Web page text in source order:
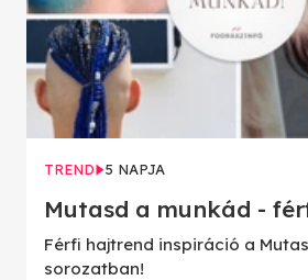
TREND 5 NAPJA
Mutasd a munkád -
Férfi hajtrend inspiráció a
sorozatban!